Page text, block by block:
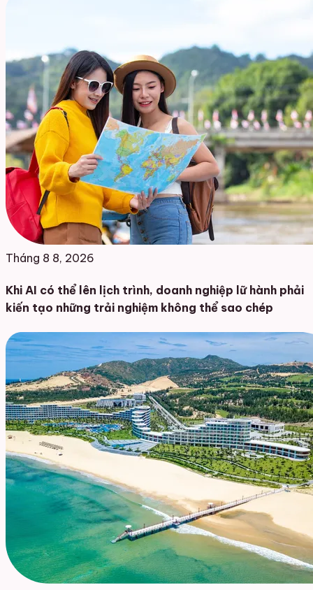
Tháng 8 8, 2026
Khi AI có thể lên lịch trình, doanh nghiệp lữ hành phải
kiến tạo những trải nghiệm không thể sao chép